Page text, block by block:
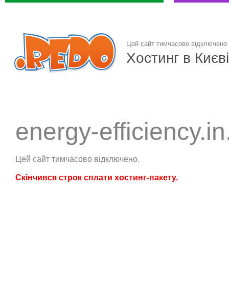
Цей сайт тимчасово відключено
Хостинг в Києві
energy-
Цей сайт тимчасово відключено.
Скінчився строк сплати хостинг-пакету.